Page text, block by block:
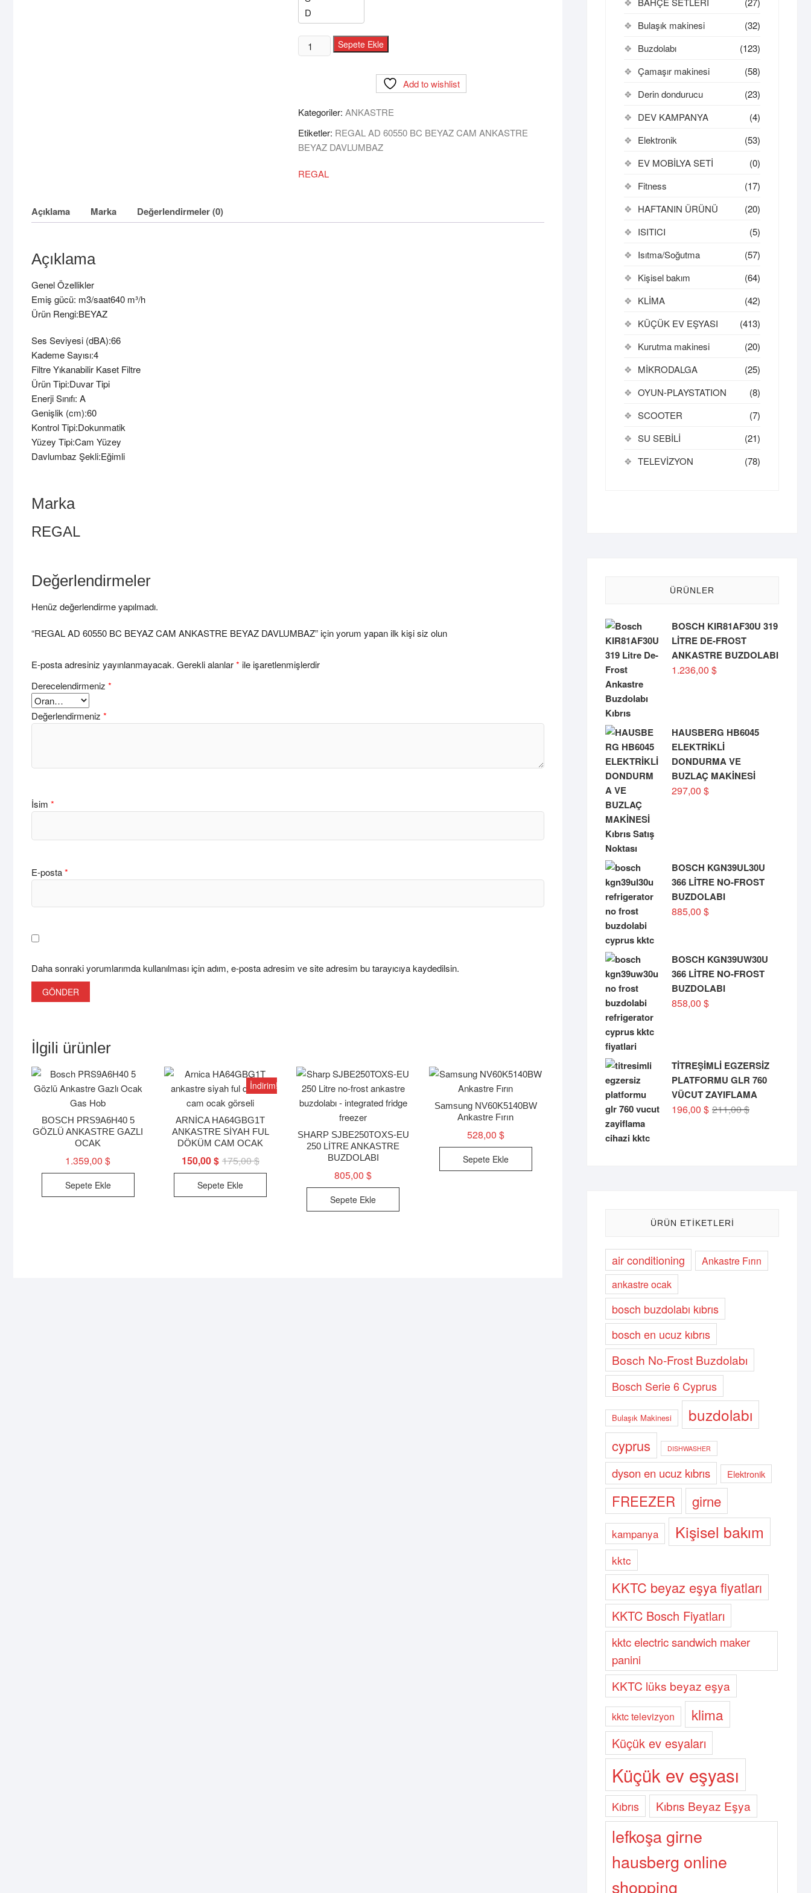
REGAL
AD
CAM
ANKASTRE
BEYAZ
adet
Sepete Ekle
Add to wishlist
Kategoriler: ANKASTRE
Etiketler: REGAL AD 60550 BC BEYAZ CAM ANKASTRE
BEYAZ DAVLUMBAZ
REGAL
Açıklama Marka Değerlendirmeler (0)
Açıklama
Genel Özellikler
Emiş gücü: m3/saat640 m³/h
Ürün Rengi:BEYAZ
Ses Seviyesi (dBA):66
Kademe Sayısı:4
Filtre Yıkanabilir Kaset Filtre
Ürün Tipi:Duvar Tipi
Enerji Sınıfı: A
Genişlik (cm):60
Kontrol Tipi:Dokunmatik
Yüzey Tipi:Cam Yüzey
Davlumbaz Şekli:Eğimli
Marka
REGAL
Değerlendirmeler
Henüz değerlendirme yapılmadı.
“REGAL AD 60550 BC BEYAZ CAM ANKASTRE BEYAZ DAVLUMBAZ” için yorum yapan ilk kişi siz olun
E-posta adresiniz yayınlanmayacak. Gerekli alanlar* ile işaretlenmişlerdir
Derecelendirmeniz *
Değerlendirmeniz *
İsim *
E-posta*
Daha sonraki yorumlarımda kullanılması için adım, e-posta adresim ve site adresim bu tarayıcıya kaydedilsin.
İlgili ürünler
BOSCH PRS9A6H40 5
GÖZLÜ ANKASTRE GAZLI
OCAK
1.359,00$
Sepete Ekle
İndirim!
ARNİCA HA64GBG1T
ANKASTRE SİYAH FUL
DÖKÜM CAM OCAK
175,00$Orijinal
175,00 $.
150,00$ Şu
fiyat:
Sepete Ekle
SHARP SJBE250TOXS-EU
250 LİTRE ANKASTRE
BUZDOLABI
805,00$
Sepete Ekle
Samsung NV60K5140BW
Ankastre Fırın
528,00 $
Sepete Ekle
Bulaşık makinesi
(32)
Buzdolabı
(123)
Çamaşır makinesi
(58)
Derin dondurucu
(23)
DEV KAMPANYA
(4)
Elektronik
(53)
EV MOBİLYA SETİ
(0)
Fitness
(17)
HAFTANIN ÜRÜNÜ
(20)
ISITICI
(5)
Isıtma/Soğutma
(57)
Kişisel bakım
(64)
KLİMA
(42)
KÜÇÜK EV EŞYASI
(413)
Kurutma makinesi
(20)
MİKRODALGA
(25)
OYUN-PLAYSTATION
(8)
SCOOTER
(7)
SU SEBİLİ
(21)
TELEVİZYON
(78)
ÜRÜNLER
BOSCH KIR81AF30U 319
LİTRE DE-FROST
ANKASTRE BUZDOLABI
1.236,00 $
HAUSBERG HB6045
ELEKTRİKLİ
DONDURMA VE
BUZLAÇ MAKİNESİ
297,00 $
BOSCH KGN39UL30U
366 LİTRE NO-FROST
BUZDOLABI
885,00 $
BOSCH KGN39UW30U
366 LİTRE NO-FROST
BUZDOLABI
858,00 $
TİTREŞİMLİ EGZERSİZ
PLATFORMU GLR 760
VÜCUT ZAYIFLAMA
211,00$Orijinal
196,00 $
Şu
ÜRÜN ETIKETLERI
air conditioning
Ankastre Fırın
ankastre ocak
bosch buzdolabı kıbrıs
bosch en ucuz kıbrıs
Bosch No-Frost Buzdolabı
Bosch Serie 6 Cyprus
Bulaşık Makinesi buzdolabı
cyprus DISHWASHER
dyson en ucuz kıbrıs Elektronik
FREEZER girne
kampanya Kişisel bakım
kktc
KKTC beyaz eşya fiyatları
KKTC Bosch Fiyatları
kktc electric sandwich maker
panini
KKTC lüks beyaz eşya
kktc televizyon klima
Küçük ev esyaları
Küçük ev eşyası
Kıbrıs Kıbrıs Beyaz Eşya
lefkoşa girne
hausberg online
shopping